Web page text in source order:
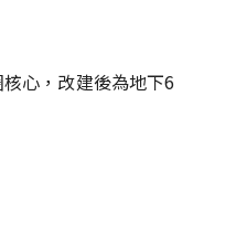
心，改建後為地下6